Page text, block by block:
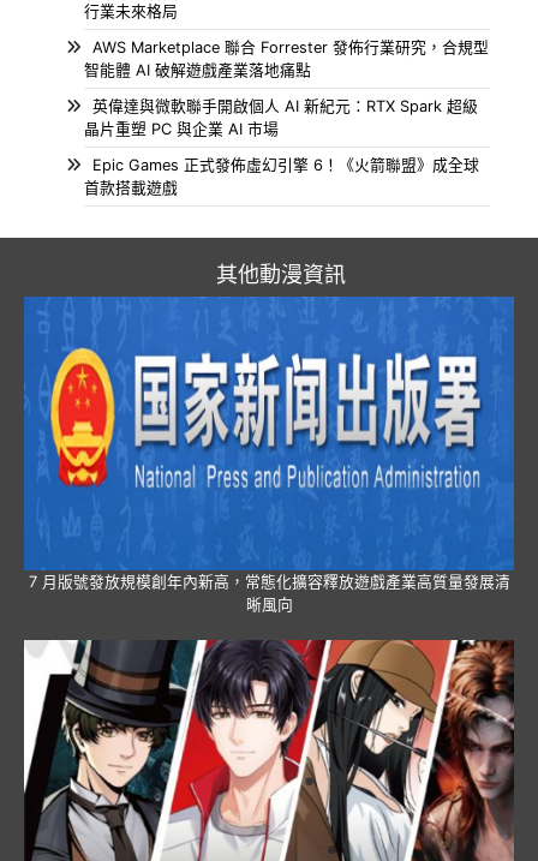
行業未來格局
AWS Marketplace 聯合 Forrester 發佈行業研究，合規型
智能體 AI 破解遊戲產業落地痛點
英偉達與微軟聯手開啟個人 AI 新紀元：RTX Spark 超級
晶片重塑 PC 與企業 AI 市場
Epic Games 正式發佈虛幻引擎 6！《火箭聯盟》成全球
首款搭載遊戲
其他動漫資訊
7 月版號發放規模創年內新高，常態化擴容釋放遊戲產業高質量發展清
晰風向